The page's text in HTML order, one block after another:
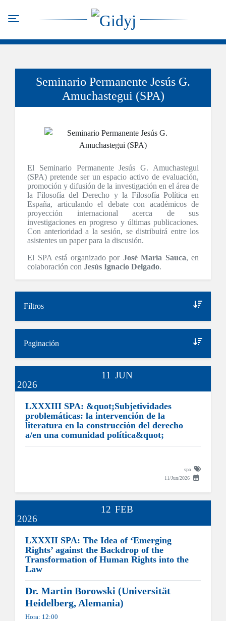
principal
Seminario Permanente Jesús G.
Amuchastegui (SPA)
El Seminario Permanente Jesús G. Amuchastegui
(SPA) pretende ser un espacio activo de evaluación,
promoción y difusión de la investigación en el área de
la Filosofía del Derecho y la Filosofía Política en
España, articulando el debate con académicos de
proyección internacional acerca de sus
investigaciones en progreso y últimas publicaciones.
Con anterioridad a la sesión, se distribuirá entre los
asistentes un paper para la discusión.
El SPA está organizado por José María Sauca, en
colaboración con Jesús Ignacio Delgado.
Filtros
Paginación
11 JUN
2026
LXXXIII SPA: &quot;Subjetividades
problemáticas: la intervención de la
literatura en la construcción del derecho
a/en una comunidad política&quot;
spa
11/Jun/2026
12 FEB
2026
LXXXII SPA: The Idea of ‘Emerging
Rights’ against the Backdrop of the
Transformation of Human Rights into the
Law
Dr. Martin Borowski (Universität
Heidelberg, Alemania)
Hora: 12:00